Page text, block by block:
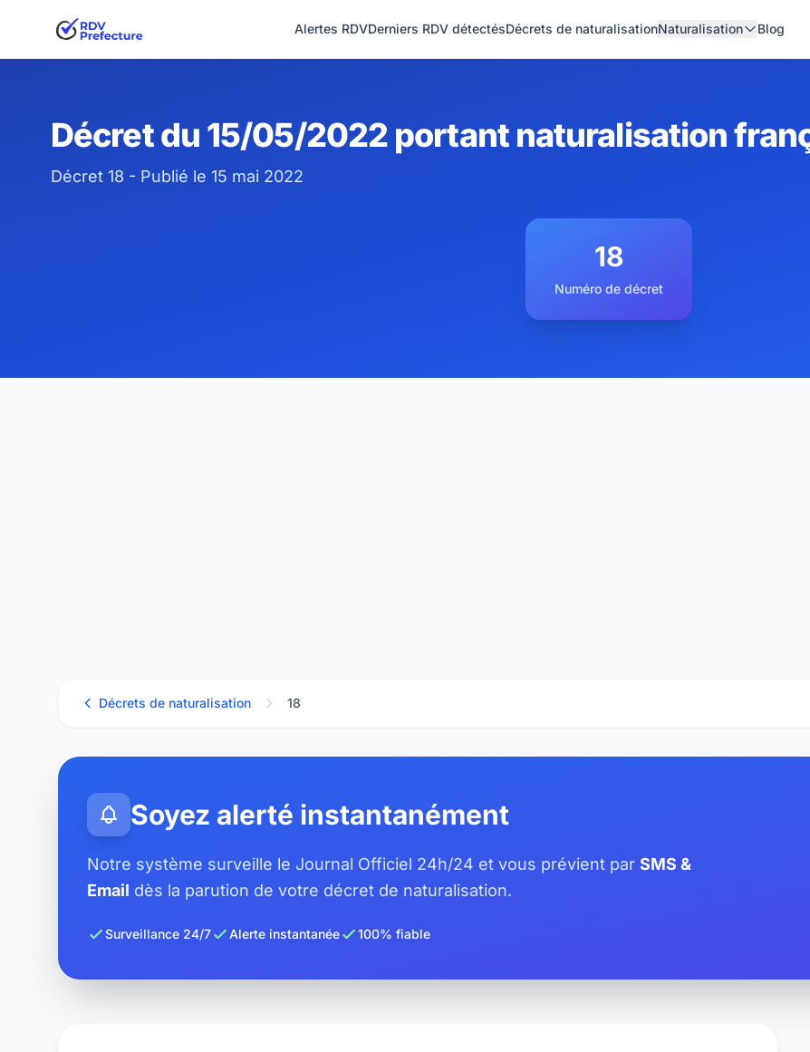
Alertes RDVDerniers RDV détectésDécrets de naturalisationNaturalisation Blog
Décret du 15/05/2022 portant naturalisation
Décret 18 - Publié le 15 mai 2022
18
Numéro de décret
Décrets de naturalisation 18
Soyez alerté instantanément
Notre système surveille le Journal Officiel 24h/24 et vous prévient par SMS &
Email dès la parution de votre décret de naturalisation.
Surveillance 24/7 Alerte instantanée 100% fiable